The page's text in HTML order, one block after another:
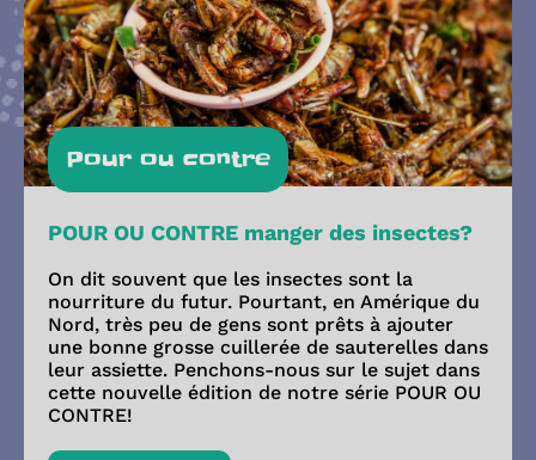
Pour ou contre
POUR OU CONTRE manger des insectes?
On dit souvent que les insectes sont la
nourriture du futur. Pourtant, en Amérique du
Nord, très peu de gens sont prêts à ajouter
une bonne grosse cuillerée de sauterelles dans
leur assiette. Penchons-nous sur le sujet dans
cette nouvelle édition de notre série POUR OU
CONTRE!